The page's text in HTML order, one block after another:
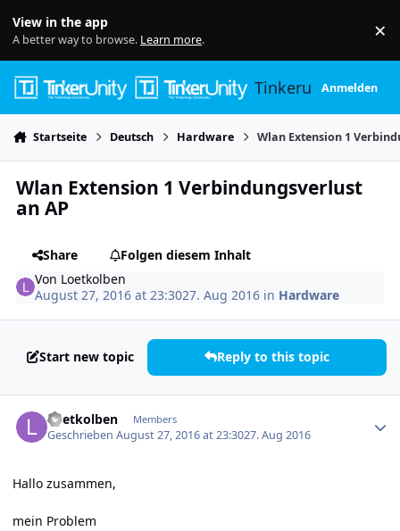
View in the app
A better way to browse. Learn more. ×
TinkerunityAnmelden
Startseite Deutsch Hardware Wlan Extension 1
Wlan Extension 1 Verbindungsverlust
an AP
Share
Folgen diesem Inhalt
Von Loetkolben
August 27, 2016 at 23:3027. Aug 2016 in Hardware
Start new topic Reply to this topic
Loetkolben Members
GeschriebenAugust 27, 2016 at 23:3027. Aug 2016
Hallo zusammen,
mein Problem